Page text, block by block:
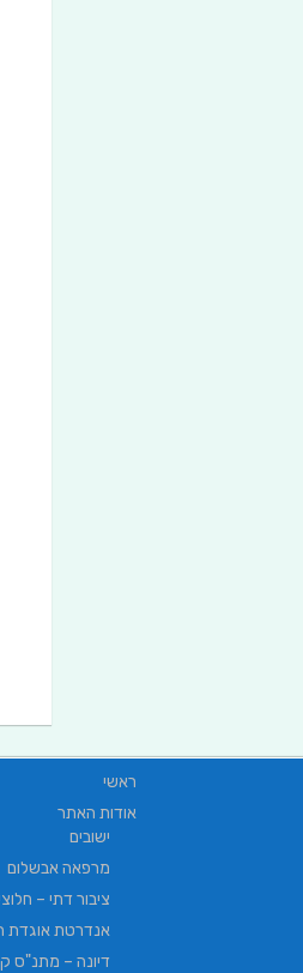
ראשי
אודות האתר
ישובים
מרפאה אבשלום
ציבור דתי –
אנדרטת אוגדת
דיונה – מתנ"ס